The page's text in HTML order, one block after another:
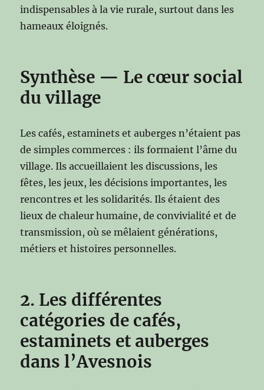
indispensables à la vie rurale, surtout dans les
hameaux éloignés.
Synthèse — Le cœur social
du village
Les cafés, estaminets et auberges n’étaient pas
de simples commerces : ils formaient l’âme du
village. Ils accueillaient les discussions, les
fêtes, les jeux, les décisions importantes, les
rencontres et les solidarités. Ils étaient des
lieux de chaleur humaine, de convivialité et de
transmission, où se mêlaient générations,
métiers et histoires personnelles.
2. Les différentes
catégories de cafés,
estaminets et auberges
dans l’Avesnois